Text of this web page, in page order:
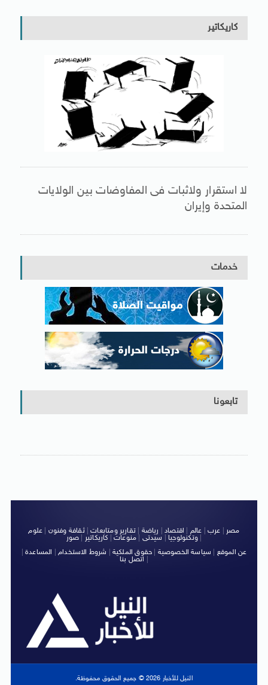
كاريكاتير
لا استقرار ولاثبات فى المفاوضات بين الولايات
المتحدة وإيران
خدمات
تابعونا
مصر عرب عالم اقتصاد رياضة |تقارير ومتابعات|ثقافة وفنون
علوم
وتكنولوجيا| سيدتى منوعات كاريكاتير صور
|
عن الموقع
سياسة الخصوصية حقوق الملكية شروط الاستخدام| المساعدة|
اتصل بنا
النيل للأخبار 2026 © جميع الحقوق محفوظة.